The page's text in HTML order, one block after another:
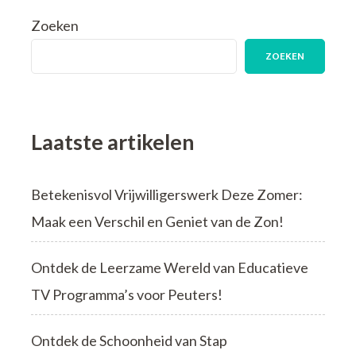
Ontdekken
Zoeken
ZOEKEN
Laatste artikelen
Betekenisvol Vrijwilligerswerk Deze Zomer:
Maak een Verschil en Geniet van de Zon!
Ontdek de Leerzame Wereld van Educatieve
TV Programma’s voor Peuters!
Ontdek de Schoonheid van Stap